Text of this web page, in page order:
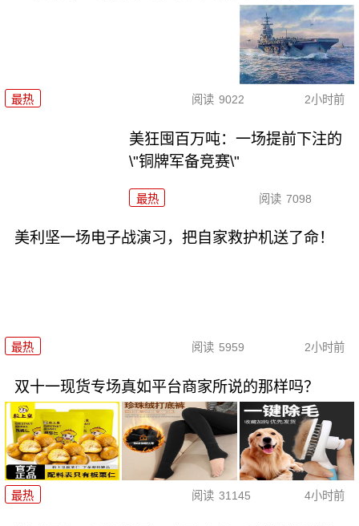
最热 阅读 9022 2小时前
美狂囤百万吨：一场提前下注的
\"铜牌军备竞赛\"
最热 阅读 7098
美利坚一场电子战演习，把自家救护机送了命！
最热 阅读 5959 2小时前
双十一现货专场真如平台商家所说的那样吗？
最热 阅读 31145 4小时前